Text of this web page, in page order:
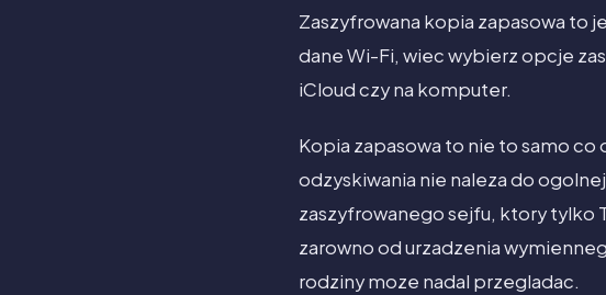
Zaszyfrowana kopia zapasowa to
dane Wi-Fi, wiec wybierz opcje
iCloud czy na komputer.
Kopia zapasowa to nie to samo
odzyskiwania nie naleza do
zaszyfrowanego sejfu, ktory tylko
zarowno od urzadzenia
rodziny moze nadal przegladac.